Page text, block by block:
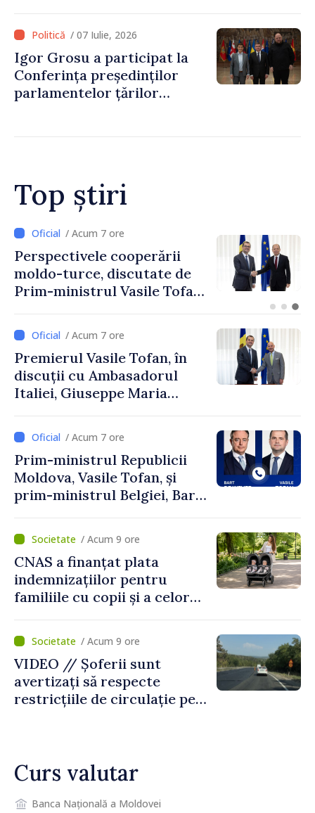
/ 07 Iulie, 2026
Igor Grosu a participat la
Conferința președinților
parlamentelor țărilor
Top știri
/ Acum 7 ore
Perspectivele cooperării
moldo-turce, discutate de
Prim-ministrul Vasile Tofan
Uygar Mustafa Sertel
/ Acum 7 ore
Premierul Vasile Tofan, în
discuții cu Ambasadorul
Italiei, Giuseppe Maria
/ Acum 7 ore
Prim-ministrul Republicii
Moldova, Vasile Tofan, și
prim-ministrul Belgiei, Bart
despre parcursul european
al Republicii Moldova.
/ Acum 9 ore
CNAS a finanțat plata
indemnizațiilor pentru
familiile cu copii și a celor
temporară de muncă
/ Acum 9 ore
VIDEO // Șoferii sunt
avertizați să respecte
restricțiile de circulație pe
Curs valutar
Banca Națională a Moldovei